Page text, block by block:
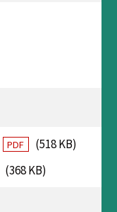
PDF
(518 KB)
(368 KB)